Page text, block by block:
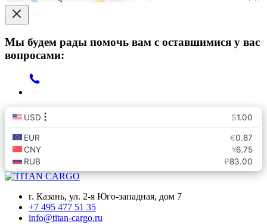
Мы будем рады помочь вам с оставшимися у вас
вопросами:
г. Казань, ул. 2-я Юго-западная, дом 7
+7 495 477 51 35
info@titan-cargo.ru